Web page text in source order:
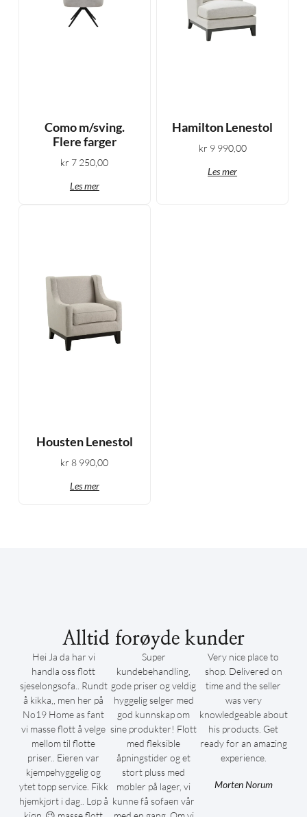
Como m/sving.
Flere farger
kr 7 250,00
Les mer
Hamilton Lenestol
kr 9 990,00
Les mer
Housten Lenestol
kr 8 990,00
Les mer
Alltid forøyde kunder
Hei Ja da har vi
handla oss flott
sjeselongsofa.. Rundt
å kikka,, men her på
No19 Home as fant
vi masse flott å velge
mellom til flotte
priser.. Eieren var
kjempehyggelig og
ytet topp service. Fikk
hjemkjørt i dag.. Løp å
Super
kundebehandling,
gode priser og veldig
hyggelig selger med
god kunnskap om
sine produkter! Flott
med fleksible
åpningstider og et
stort pluss med
møbler på lager, vi
kunne få sofaen vår
Very nice place to
shop. Delivered on
time and the seller
was very
knowledgeable about
his products. Get
ready for an amazing
experience.
Morten Norum